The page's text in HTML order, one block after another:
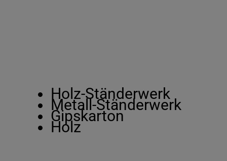
Holz-Ständerwerk
Metall-Ständerwerk
Gipskarton
Holz